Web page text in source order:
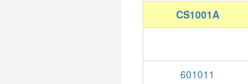
CS1001A
601011